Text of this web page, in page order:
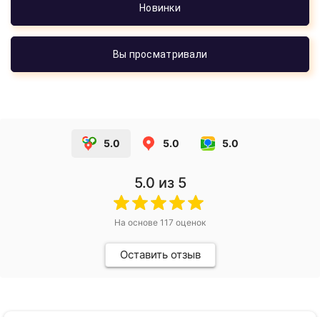
Новинки
Вы просматривали
5.0 5.0 5.0
5.0 из 5
На основе 117 оценок
Оставить отзыв